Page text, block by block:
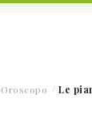
Oroscopo Le